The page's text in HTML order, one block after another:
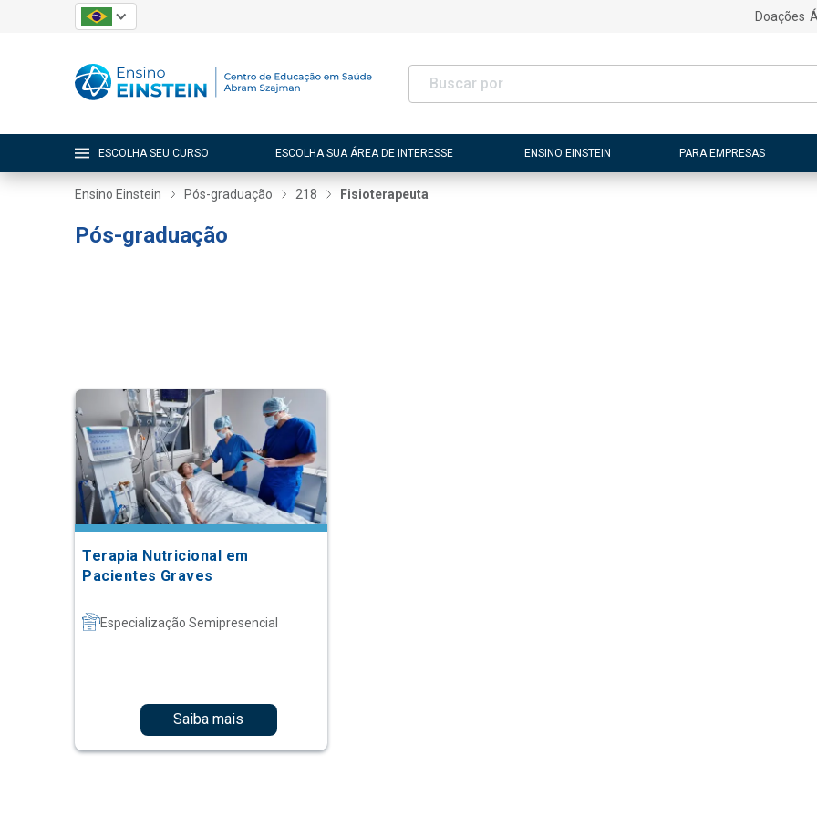
Doações
ESCOLHA SEU CURSO ESCOLHA SUA ÁREA DE INTERESSE ENSINO EINSTEIN PARA EMPRESAS
Ensino Einstein Pós-graduação 218 Fisioterapeuta
Pós-graduação
Terapia Nutricional em
Pacientes Graves
Especialização Semipresencial
Saiba mais